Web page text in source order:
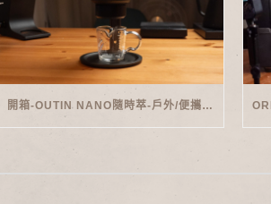
開箱-OUTIN NANO隨時萃-戶外/便攜義式機